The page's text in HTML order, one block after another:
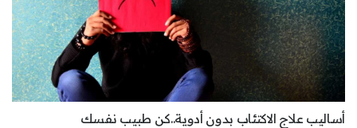
أساليب علاج الاكتئاب بدون أدوية..كن طبيب نفسك